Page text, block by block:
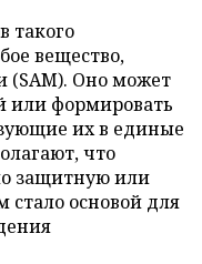
такого
вещество,
(SAM). Оно может
или формировать
их в единые
что
защитную или
основой для